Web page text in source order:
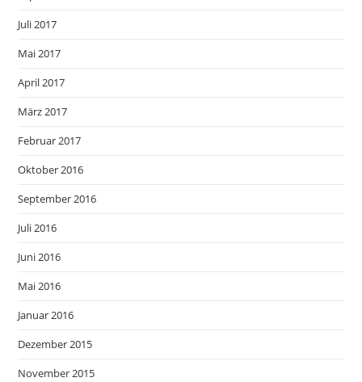
Juli 2017
Mai 2017
April 2017
März 2017
Februar 2017
Oktober 2016
September 2016
Juli 2016
Juni 2016
Mai 2016
Januar 2016
Dezember 2015
November 2015